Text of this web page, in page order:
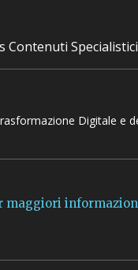
Contenuti Specialistici
Digitale e
maggiori